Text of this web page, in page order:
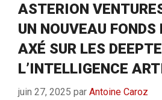
ASTERION
UN NOUVEAU FONDS
AXÉ SUR LES
L’INTELLIGENCE
juin 27, 2025 par Antoine Caroz